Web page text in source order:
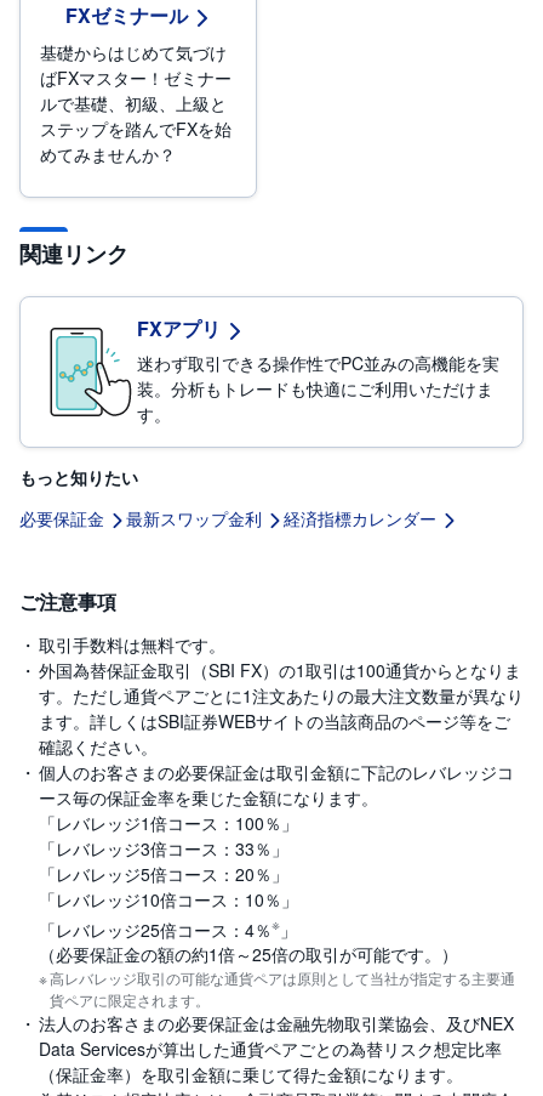
FXゼミナール
基礎からはじめて気づけ
ばFXマスター！ゼミナー
ルで基礎、初級、上級と
ステップを踏んでFXを始
めてみませんか？
関連リンク
FXアプリ
迷わず取引できる操作性でPC並みの高機能を実
装。分析もトレードも快適にご利用いただけま
す。
もっと知りたい
必要保証金
最新スワップ金利 経済指標カレンダー
ご注意事項
取引手数料は無料です。
外国為替保証金取引（SBI FX）の1取引は100通貨からとなりま
す。ただし通貨ペアごとに1注文あたりの最大注文数量が異なり
ます。詳しくはSBI証券WEBサイトの当該商品のページ等をご
確認ください。
個人のお客さまの必要保証金は取引金額に下記のレバレッジコ
ース毎の保証金率を乗じた金額になります。
「レバレッジ1倍コース：100％」
「レバレッジ3倍コース：33％」
「レバレッジ5倍コース：20％」
「レバレッジ10倍コース：10％」
「レバレッジ25倍コース：4％※ 」
（必要保証金の額の約1倍～25倍の取引が可能です。）
高レバレッジ取引の可能な通貨ペアは原則として当社が指定する主要通
貨ペアに限定されます。
法人のお客さまの必要保証金は金融先物取引業協会、及びNEX
Data Servicesが算出した通貨ペアごとの為替リスク想定比率
（保証金率）を取引金額に乗じて得た金額になります。